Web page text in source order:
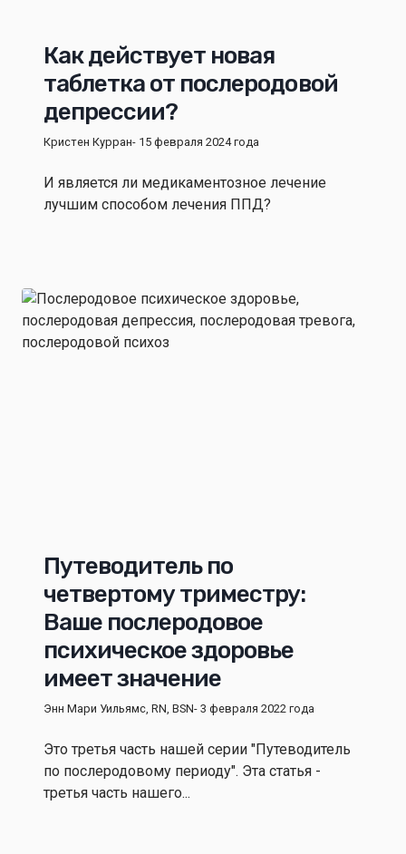
Как действует новая
таблетка от послеродовой
депрессии?
Кристен Курран- 15 февраля 2024 года
И является ли медикаментозное лечение
лучшим способом лечения ППД?
Путеводитель по
четвертому триместру:
Ваше послеродовое
психическое здоровье
имеет значение
Энн Мари Уильямс, RN, BSN- 3 февраля 2022 года
Это третья часть нашей серии "Путеводитель
по послеродовому периоду". Эта статья -
третья часть нашего...